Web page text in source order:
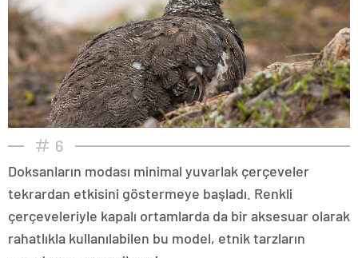
6
Doksanların modası minimal yuvarlak çerçeveler
tekrardan etkisini göstermeye başladı. Renkli
çerçeveleriyle kapalı ortamlarda da bir aksesuar olarak
rahatlıkla kullanılabilen bu model, etnik tarzların